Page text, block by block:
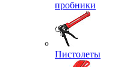
пробники
Пистолеты